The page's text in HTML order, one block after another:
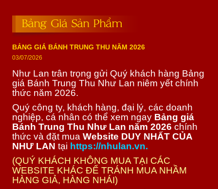
Bảng Giá Sản Phẩm
BẢNG GIÁ BÁNH TRUNG THU NĂM 2026
03/07/2026
Như Lan trân trọng gửi Quý khách hàng Bảng
giá Bánh Trung Thu Như Lan niêm yết chính
thức năm 2026.
Quý công ty, khách hàng, đại lý, các doanh
nghiệp, cá nhân có thể xem ngay Bảng giá
Bánh Trung Thu Như Lan năm 2026 chính
thức và đặt mua Website DUY NHẤT CỦA
NHƯ LAN tại https://nhulan.vn.
(QUÝ KHÁCH KHÔNG MUA TẠI CÁC
WEBSITE KHÁC ĐỂ TRÁNH MUA NHẦM
HÀNG GIẢ, HÀNG NHÁI)